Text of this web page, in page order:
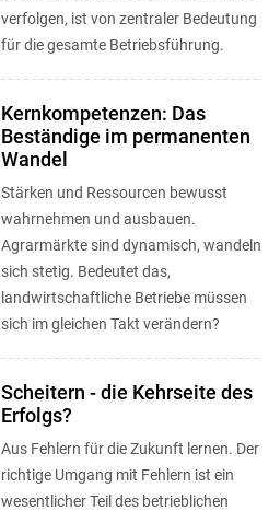
verfolgen, ist von zentraler Bedeutung
für die gesamte Betriebsführung.
Kernkompetenzen: Das
Beständige im permanenten
Wandel
Stärken und Ressourcen bewusst
wahrnehmen und ausbauen.
Agrarmärkte sind dynamisch, wandeln
sich stetig. Bedeutet das,
landwirtschaftliche Betriebe müssen
sich im gleichen Takt verändern?
Scheitern - die Kehrseite des
Erfolgs?
Aus Fehlern für die Zukunft lernen. Der
richtige Umgang mit Fehlern ist ein
wesentlicher Teil des betrieblichen